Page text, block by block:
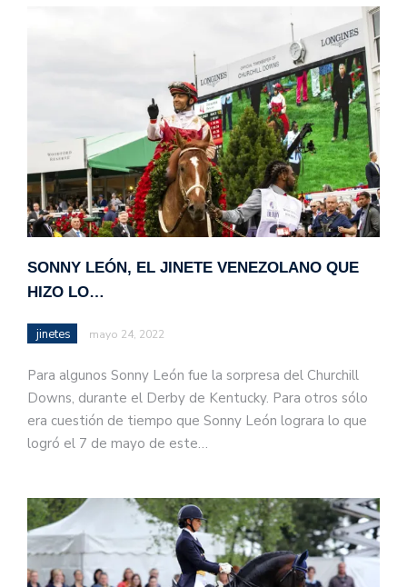
SONNY LEÓN, EL JINETE VENEZOLANO QUE
HIZO LO…
jinetes mayo 24, 2022
Para algunos Sonny León fue la sorpresa del Churchill
Downs, durante el Derby de Kentucky. Para otros sólo
era cuestión de tiempo que Sonny León lograra lo que
logró el 7 de mayo de este…